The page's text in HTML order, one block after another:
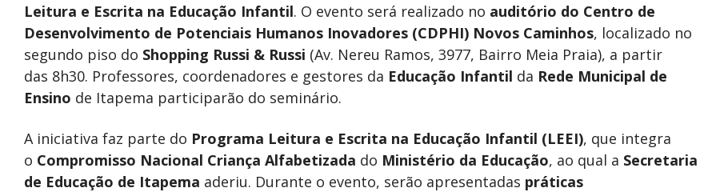
Leitura e Escrita na Educação Infantil. O evento será realizado no auditório do Centro de
Desenvolvimento de Potenciais Humanos Inovadores (CDPHI) Novos Caminhos, localizado no
segundo piso do Shopping Russi & Russi (Av. Nereu Ramos, 3977, Bairro Meia Praia), a partir
das 8h30. Professores, coordenadores e gestores da Educação Infantil da Rede Municipal de
Ensino de Itapema participarão do seminário.
A iniciativa faz parte do Programa Leitura e Escrita na Educação Infantil (LEEI), que integra
o Compromisso Nacional Criança Alfabetizada do Ministério da Educação, ao qual a Secretaria
de Educação de Itapema aderiu. Durante o evento, serão apresentadas práticas